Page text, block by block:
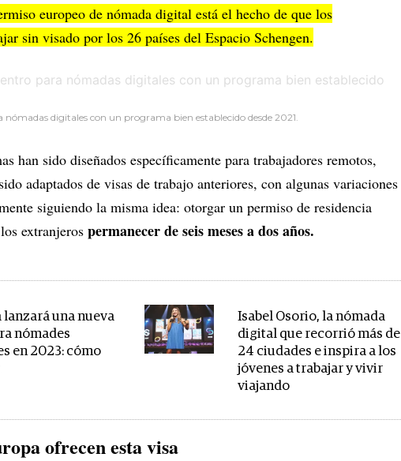
europeo de nómada digital está el hecho de que los
sin visado por los 26 países del Espacio Schengen.
digitales con un programa bien establecido desde 2021.
han sido diseñados específicamente para trabajadores remotos,
adaptados de visas de trabajo anteriores, con algunas variaciones
siguiendo la misma idea: otorgar un permiso de residencia
extranjeros permanecer de seis meses a dos años.
lanzará una nueva
nómades
en 2023: cómo
Isabel Osorio, la nómada
digital que recorrió más de
24 ciudades e inspira a los
jóvenes a trabajar y vivir
viajando
ofrecen esta visa